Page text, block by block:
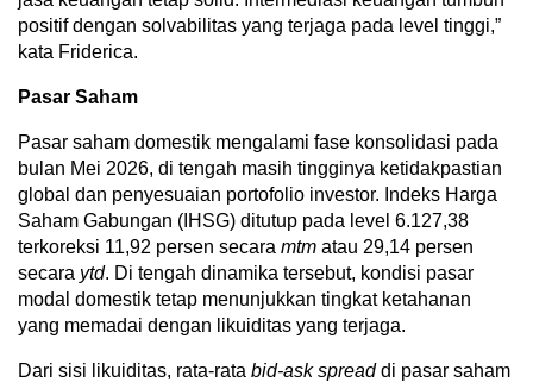
positif dengan solvabilitas yang terjaga pada level tinggi,”
kata Friderica.
Pasar Saham
Pasar saham domestik mengalami fase konsolidasi pada
bulan Mei 2026, di tengah masih tingginya ketidakpastian
global dan penyesuaian portofolio investor. Indeks Harga
Saham Gabungan (IHSG) ditutup pada level 6.127,38
terkoreksi 11,92 persen secara mtm atau 29,14 persen
secara ytd. Di tengah dinamika tersebut, kondisi pasar
modal domestik tetap menunjukkan tingkat ketahanan
yang memadai dengan likuiditas yang terjaga.
Dari sisi likuiditas, rata-rata bid-ask spreaddi pasar saham